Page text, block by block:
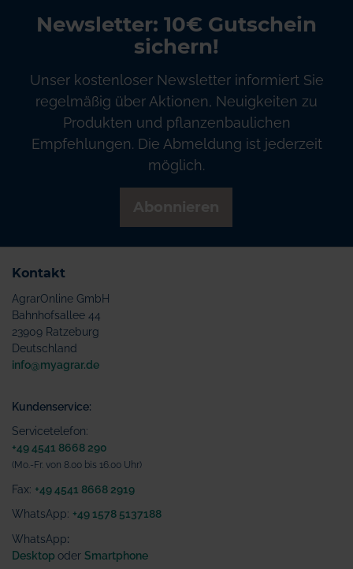
Newsletter: 10€ Gutschein
sichern!
Unser kostenloser Newsletter informiert Sie
regelmäßig über Aktionen, Neuigkeiten zu
Produkten und pflanzenbaulichen
Empfehlungen. Die Abmeldung ist jederzeit
möglich.
Kontakt
AgrarOnline GmbH
Bahnhofsallee 44
23909 Ratzeburg
Deutschland
info@myagrar.de
Kundenservice:
Servicetelefon:
+49 4541 8668 290
(Mo.-Fr. von 8.00 bis 16.00 Uhr)
Fax: +49 4541 8668 2919
WhatsApp: +49 1578 5137188
WhatsApp:
Desktop oder Smartphone